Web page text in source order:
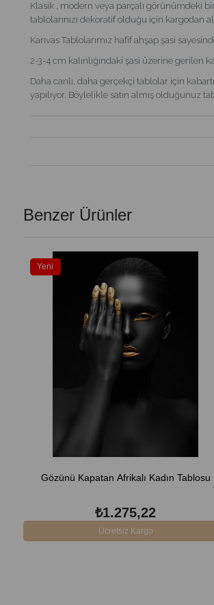
Klasik , modern veya parçalı görünümdeki
tablolarınızı dekoratif olduğu için kargodan
Kanvas Tablolarımız hafif ahşap şasi
2-3-4 cm kalınlığındaki şasi üzerine gerilen
Daha canlı, daha gerçekçi tablolar için
yapılıyor. Böylelikle satın almış olduğunuz
Benzer Ürünler
Gözünü Kapatan Afrikalı Kadın Tablosu
₺1.275,22
Ücretsiz Kargo
Yeni